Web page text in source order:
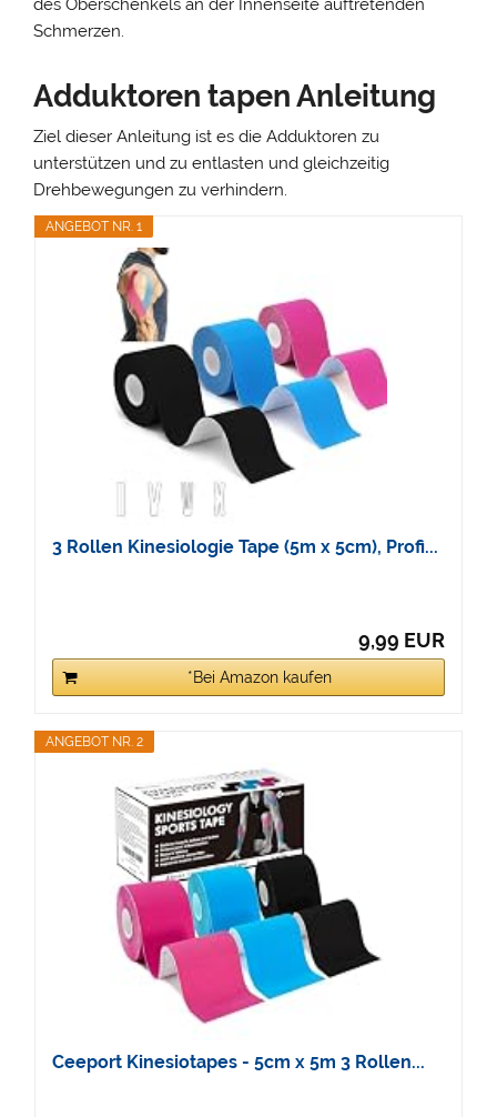
des Oberschenkels an der Innenseite auftretenden
Schmerzen.
Adduktoren tapen Anleitung
Ziel dieser Anleitung ist es die Adduktoren zu
unterstützen und zu entlasten und gleichzeitig
Drehbewegungen zu verhindern.
ANGEBOT NR. 1
3 Rollen Kinesiologie Tape (5m x 5cm), Profi...
9,99 EUR
*Bei Amazon kaufen
ANGEBOT NR. 2
Ceeport Kinesiotapes - 5cm x 5m 3 Rollen...